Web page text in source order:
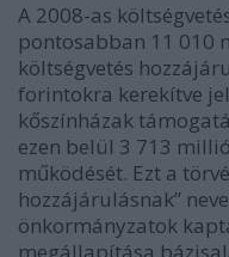
A 2008-as
pontosabban 11 010
költségvetés
forintokra kerekítve
kőszínházak
ezen belül 3 713
működését. Ezt a
hozzájárulásnak”
önkormányzatok